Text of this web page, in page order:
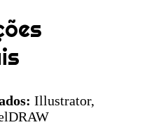
Illustrator,